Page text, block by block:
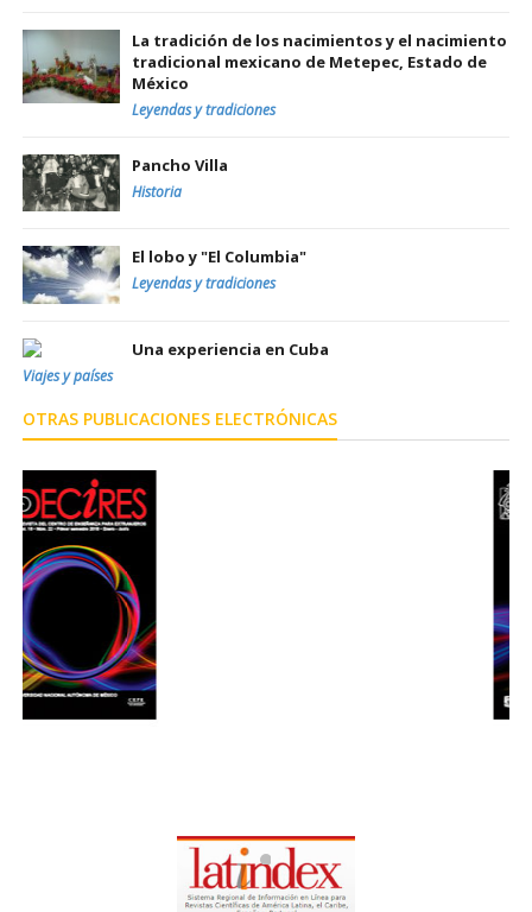
La tradición de los nacimientos y el nacimiento
tradicional mexicano de Metepec, Estado de
México
Leyendas y tradiciones
Pancho Villa
Historia
El lobo y "El Columbia"
Leyendas y tradiciones
Una experiencia en Cuba
Viajes y países
OTRAS PUBLICACIONES ELECTRÓNICAS